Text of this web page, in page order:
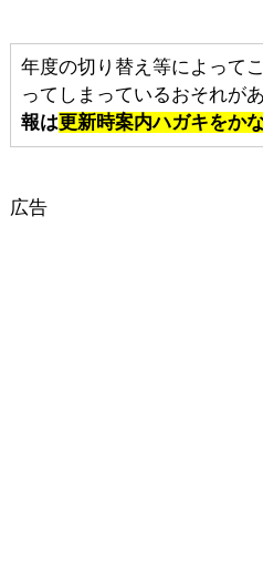
年度の切り替え等によって
ってしまっているおそれがあ
報は更新時案内ハガキをか
広告